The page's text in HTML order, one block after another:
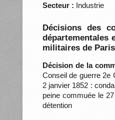
Secteur : Industrie
Décisions des
départementales
militaires de Paris
Décision de la
Conseil de guerre 2e
2 janvier 1852 :
peine commuée le
détention